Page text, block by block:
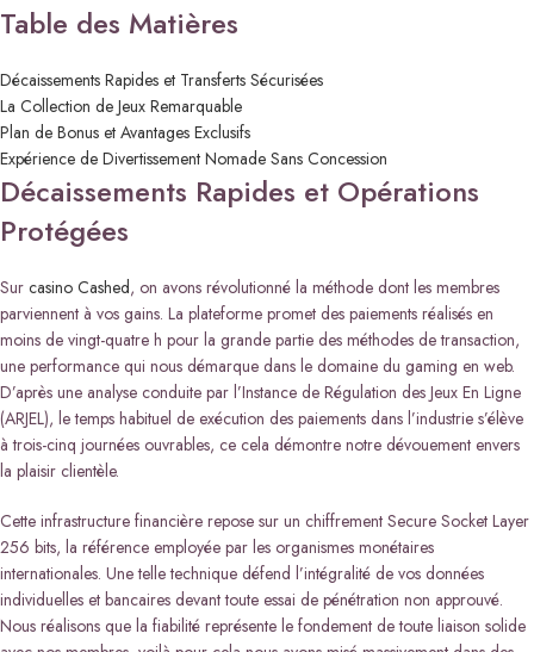
Table des Matières
Décaissements Rapides et Transferts Sécurisées
La Collection de Jeux Remarquable
Plan de Bonus et Avantages Exclusifs
Expérience de Divertissement Nomade Sans Concession
Décaissements Rapides et Opérations
Protégées
Sur casino Cashed, on avons révolutionné la méthode dont les membres
parviennent à vos gains. La plateforme promet des paiements réalisés en
moins de vingt-quatre h pour la grande partie des méthodes de transaction,
une performance qui nous démarque dans le domaine du gaming en web.
D’après une analyse conduite par l’Instance de Régulation des Jeux En Ligne
(ARJEL), le temps habituel de exécution des paiements dans l’industrie s’élève
à trois-cinq journées ouvrables, ce cela démontre notre dévouement envers
la plaisir clientèle.
Cette infrastructure financière repose sur un chiffrement Secure Socket Layer
256 bits, la référence employée par les organismes monétaires
internationales. Une telle technique défend l’intégralité de vos données
individuelles et bancaires devant toute essai de pénétration non approuvé.
Nous réalisons que la fiabilité représente le fondement de toute liaison solide